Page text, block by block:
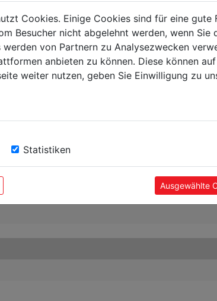
Cookies. Einige Cookies sind für eine
Besucher nicht abgelehnt werden, wenn Sie
von Partnern zu Analysezwecken
anbieten zu können. Diese können
weiter nutzen, geben Sie Einwilligung zu
Statistiken
Ausgewählte